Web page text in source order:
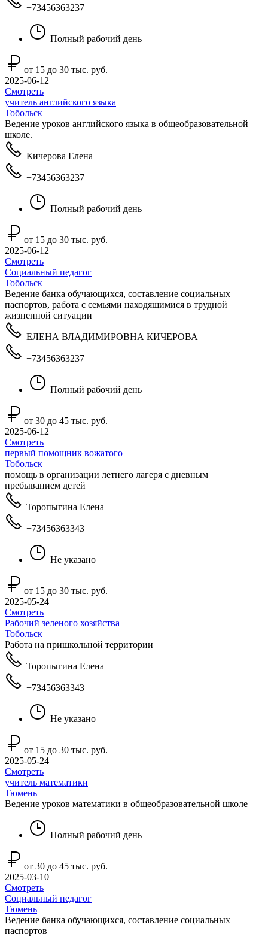
+73456363237
Полный рабочий день
от 15 до 30 тыс. руб.
2025-06-12
Смотреть
учитель английского языка
Тобольск
Ведение уроков английского языка в общеобразовательной
школе.
Кичерова Елена
+73456363237
Полный рабочий день
от 15 до 30 тыс. руб.
2025-06-12
Смотреть
Социальный педагог
Тобольск
Ведение банка обучающихся, составление социальных
паспортов, работа с семьями находящимися в трудной
жизненной ситуации
ЕЛЕНА ВЛАДИМИРОВНА КИЧЕРОВА
+73456363237
Полный рабочий день
от 30 до 45 тыс. руб.
2025-06-12
Смотреть
первый помощник вожатого
Тобольск
помощь в организации летнего лагеря с дневным
пребыванием детей
Торопыгина Елена
+73456363343
Не указано
от 15 до 30 тыс. руб.
2025-05-24
Смотреть
Рабочий зеленого хозяйства
Тобольск
Работа на пришкольной территории
Торопыгина Елена
+73456363343
Не указано
от 15 до 30 тыс. руб.
2025-05-24
Смотреть
учитель математики
Тюмень
Ведение уроков математики в общеобразовательной школе
Полный рабочий день
от 30 до 45 тыс. руб.
2025-03-10
Смотреть
Социальный педагог
Тюмень
Ведение банка обучающихся, составление социальных
паспортов